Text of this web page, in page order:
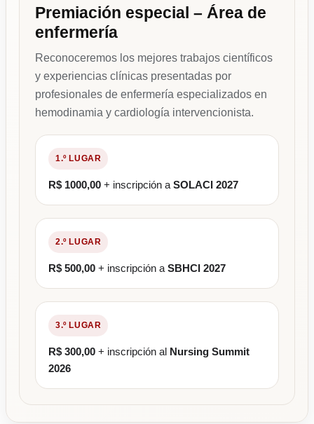
Premiación especial – Área de
enfermería
Reconoceremos los mejores trabajos científicos
y experiencias clínicas presentadas por
profesionales de enfermería especializados en
hemodinamia y cardiología intervencionista.
1.º LUGAR
R$ 1000,00 + inscripción a SOLACI 2027
2.º LUGAR
R$ 500,00 + inscripción a SBHCI 2027
3.º LUGAR
R$ 300,00 + inscripción al Nursing Summit
2026